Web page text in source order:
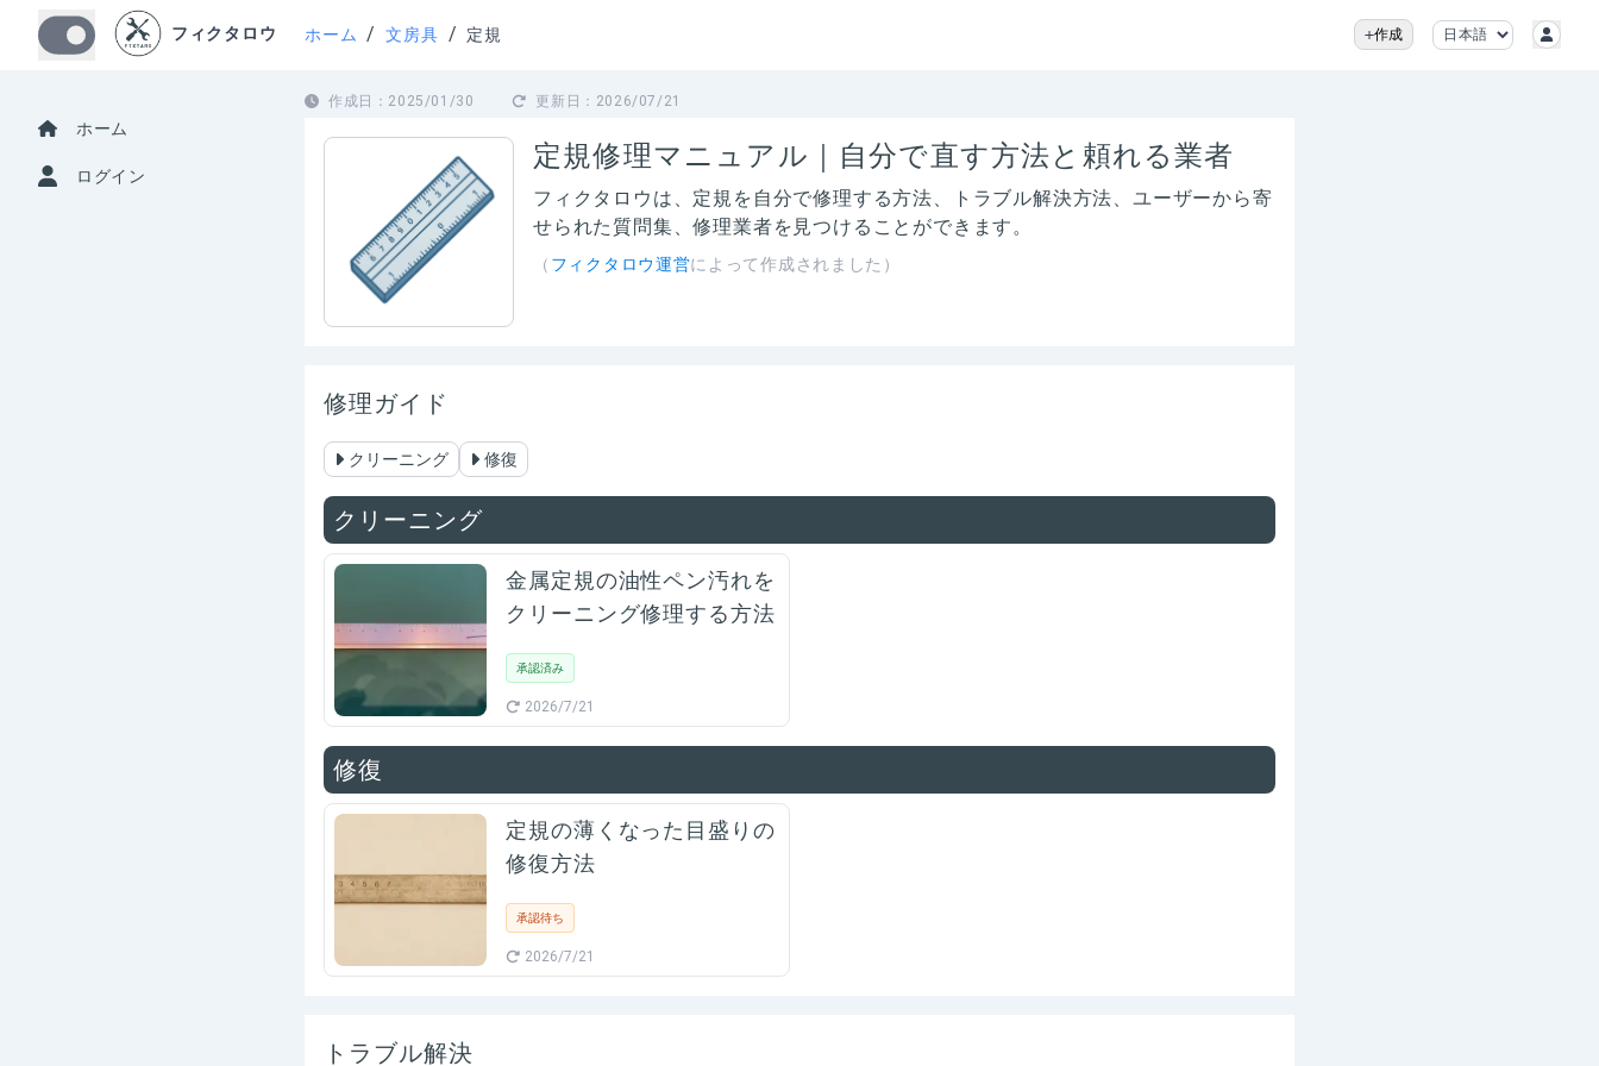
ホーム
ログイン
フィクタロウ ホーム / 文房具 / 定規 作成
作成日： 2025/01/30 更新日： 2026/07/21
定規修理マニュアル｜自分で直す方法と頼れる業者
フィクタロウは、 定規 を自分で修理する方法、トラブル解決方法、ユーザーから寄
せられた質問集、修理業者を見つけることができます。
（ フィクタロウ運営によって作成されました）
修理ガイド
クリーニング 修復
クリーニング
金属定規の油性ペン汚れを
クリーニング修理する方法
承認済み
2026/7/21
修復
定規の薄くなった目盛りの
修復方法
承認待ち
2026/7/21
トラブル解決